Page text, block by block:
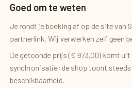
Goed om te weten
Je rondt je boeking af op de site van
partnerlink. Wij verwerken zelf geen
De getoonde prijs (€ 973,00) komt
synchronisatie; de shop toont steeds
beschikbaarheid.